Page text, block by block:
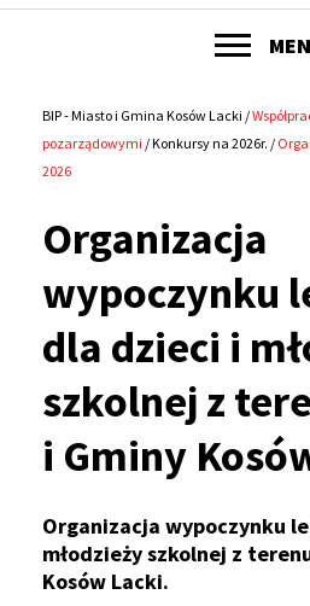
menu
serwisu
Ścieżka
nawigacyjna
BIP - Miasto i Gmina Kosów Lacki
pozarządowymi Konkursy na 2026r.
2026
Organizacja
wypoczynku
dla dzieci i
szkolnej z
i Gminy
Organizacja wypoczynku
młodzieży szkolnej z
Kosów Lacki.